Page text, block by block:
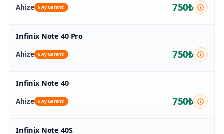
Ahize 6 Ay Garanti 750₺
Infinix Note 40 Pro
Ahize 6 Ay Garanti 750₺
Infinix Note 40
Ahize 6 Ay Garanti 750₺
Infinix Note 40S